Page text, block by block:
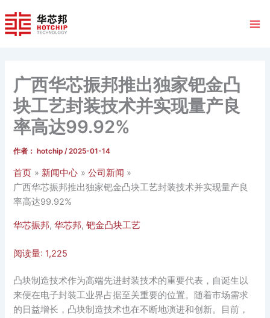
至
内
广西华芯振邦推出独家钯金凸
块工艺封装技术并实现量产良
率高达99.92%
作者： hotchip/2025-01-14
首页 新闻中心
公司新闻
广西华芯振邦推出独家钯金凸块工艺封装技术并实现量产良
率高达99.92%
华芯振邦,华芯邦,钯金凸块工艺
阅读量: 1,225
凸块制造技术作为高端先进封装技术的重要代表，自诞生以
来便在电子封装工业界占据至关重要的位置。随着市场需求
的日益增长，凸块制造技术也在不断地演进和创新。目前，